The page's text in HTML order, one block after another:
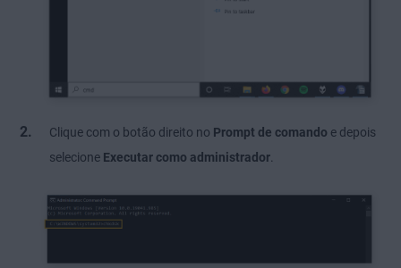
Clique com o botão direito no Prompt de comando e depois
selecione Executar como administrador